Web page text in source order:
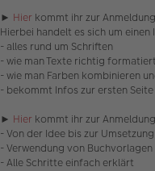
n
e
r
B
e
a
g
► Hier kommt ihr zur
Hierbei handelt es sich um
- alles rund um Schriften
- wie man Texte richtig formatiert
- wie man Farben kombinieren
- bekommt Infos zur ersten
► Hier kommt ihr zur
- Von der Idee bis zur Umsetzung
- Verwendung von Buchvorlagen
- Alle Schritte einfach erklärt